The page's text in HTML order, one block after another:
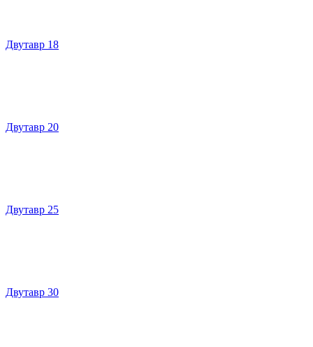
Двутавр 18
Двутавр 20
Двутавр 25
Двутавр 30